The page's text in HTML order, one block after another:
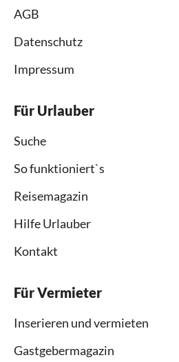
AGB
Datenschutz
Impressum
Für Urlauber
Suche
So funktioniert`s
Reisemagazin
Hilfe Urlauber
Kontakt
Für Vermieter
Inserieren und vermieten
Gastgebermagazin